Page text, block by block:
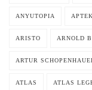
ANYUTOPIA
ARISTO ARNOLD
ARTUR
ATLAS ATLAS